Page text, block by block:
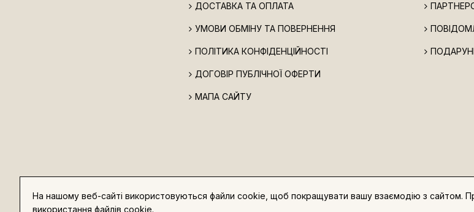
ДОСТАВКА ТА ОПЛАТА
УМОВИ ОБМІНУ ТА ПОВЕРНЕННЯ
ПОЛІТИКА КОНФІДЕНЦІЙНОСТІ
ДОГОВІР ПУБЛІЧНОЇ ОФЕРТИ
МАПА САЙТУ
Copyright © 2026, Купола, All Rights Reserved. Кажуть, такі сайти вміють робити хлопці з iWeb.
На нашому веб-сайті використовуються файли cookie, щоб покращувати вашу взаємодію з сайтом.
використання файлів cookie.